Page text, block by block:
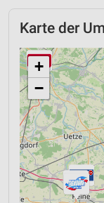
Karte der
+
−